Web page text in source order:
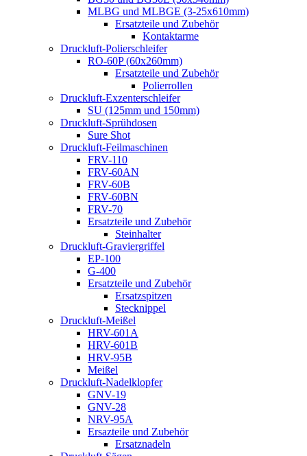
MLBG und MLBGE (3-25x610mm)
Ersatzteile und Zubehör
Kontaktarme
Druckluft-Polierschleifer
RO-60P (60x260mm)
Ersatzteile und Zubehör
Polierrollen
Druckluft-Exzenterschleifer
SU (125mm und 150mm)
Druckluft-Sprühdosen
Sure Shot
Druckluft-Feilmaschinen
FRV-110
FRV-60AN
FRV-60B
FRV-60BN
FRV-70
Ersatzteile und Zubehör
Steinhalter
Druckluft-Graviergriffel
EP-100
G-400
Ersatzteile und Zubehör
Ersatzspitzen
Stecknippel
Druckluft-Meißel
HRV-601A
HRV-601B
HRV-95B
Meißel
Druckluft-Nadelklopfer
GNV-19
GNV-28
NRV-95A
Ersazteile und Zubehör
Ersatznadeln